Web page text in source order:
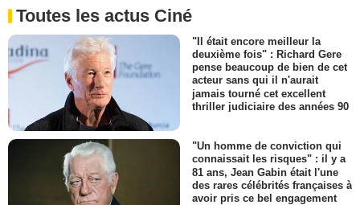
Toutes les actus Ciné
"Il était encore meilleur la
deuxième fois" : Richard Gere
pense beaucoup de bien de cet
acteur sans qui il n'aurait
jamais tourné cet excellent
thriller judiciaire des années 90
"Un homme de conviction qui
connaissait les risques" : il y a
81 ans, Jean Gabin était l'une
des rares célébrités françaises à
avoir pris ce bel engagement